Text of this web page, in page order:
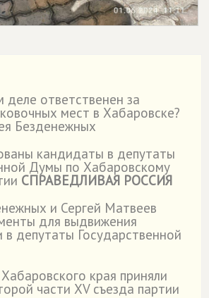
ответственен за
мест в Хабаровске?
Безденежных
кандидаты в депутаты
Думы по Хабаровскому
СПРАВЕДЛИВАЯ РОССИЯ
и Сергей Матвеев
для выдвижения
депутаты Государственной
края приняли
части XV съезда партии